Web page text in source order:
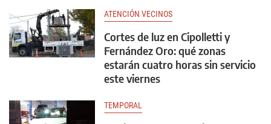
ATENCIÓN VECINOS
Cortes de luz en Cipolletti y
Fernández Oro: qué zonas
estarán cuatro horas sin servicio
este viernes
TEMPORAL